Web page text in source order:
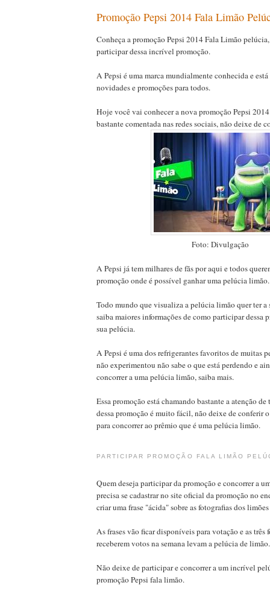
Promoção Pepsi 2014 Fala Limão
Conheça a promoção Pepsi 2014 Fala Limão
participar dessa incrível promoção.
A Pepsi é uma marca mundialmente conhecida e
novidades e promoções para todos.
Hoje você vai conhecer a nova promoção Pepsi
bastante comentada nas redes sociais, não deixe de
Foto: Divulgação
A Pepsi já tem milhares de fãs por aqui e todos
promoção onde é possível ganhar uma pelúcia limão.
Todo mundo que visualiza a pelúcia limão quer ter a
saiba maiores informações de como participar dessa
sua pelúcia.
A Pepsi é uma dos refrigerantes favoritos de muitas
não experimentou não sabe o que está perdendo e
concorrer a uma pelúcia limão, saiba mais.
Essa promoção está chamando bastante a atenção
dessa promoção é muito fácil, não deixe de conferir
para concorrer ao prêmio que é uma pelúcia limão.
PARTICIPAR PROMOÇÃO FALA LIMÃO
Quem deseja participar da promoção e concorrer a
precisa se cadastrar no site oficial da promoção no
criar uma frase "ácida" sobre as fotografias dos
As frases vão ficar disponíveis para votação e as três
receberem votos na semana levam a pelúcia de limão.
Não deixe de participar e concorrer a um incrível
promoção Pepsi fala limão.